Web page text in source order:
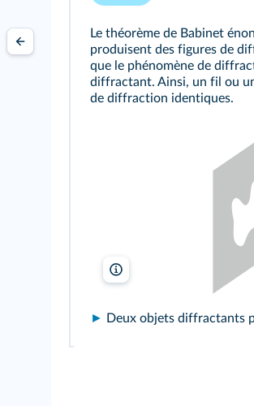
Le théorème de Babinet
produisent des figures de
que le phénomène de
diffractant. Ainsi, un fil ou
de diffraction identiques.
► Deux objets diffractants